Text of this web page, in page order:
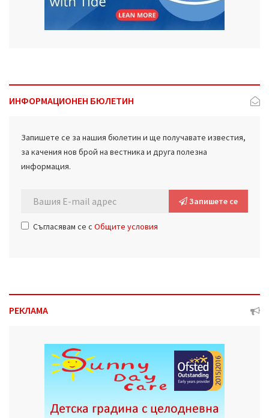
ИНФОРМАЦИОНЕН БЮЛЕТИН
Запишете се за нашия бюлетин и ще получавате известия,
за качения нов брой на вестника и друга полезна
информация.
Запишете се
Съгласявам се с Общите условия
РЕКЛАМА